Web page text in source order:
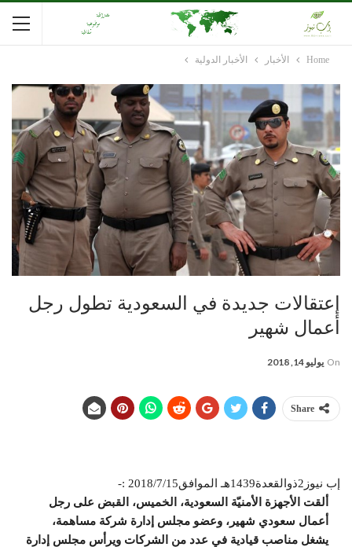
Home الأخبار الأخبار الدولية
إعتقالات جديدة في السعودية تطول رجل
أعمال شهير
On يوليو 14, 2018
Share
إب نيوز2ذوالقعدة1439هـ الموافق2018/7/15 :-
ألقت الأجهزة الأمنيّة السعودية، الخميس، القبض على رجل
أعمال سعودي شهير، وعضو مجلس إدارة شركة مساهمة،
يشغل مناصب قيادية في عدد من الشركات ويرأس مجلس إدارة